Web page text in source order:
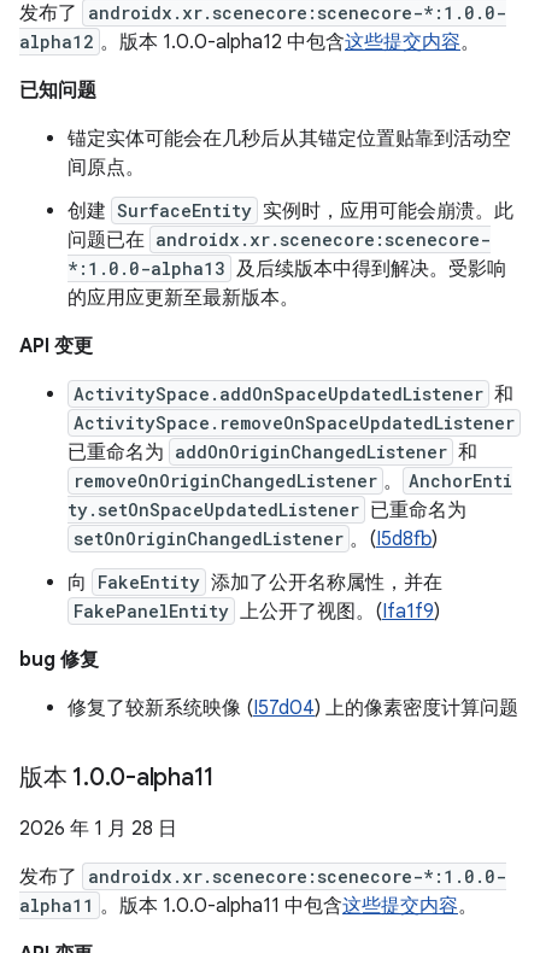
发布了
androidx.xr.scenecore:scenecore-*:1.0.0-
alpha12 。版本 1.0.0-alpha12 中包含这些提交内容。
已知问题
锚定实体可能会在几秒后从其锚定位置贴靠到活动空
间原点。
创建 SurfaceEntity 实例时，应用可能会崩溃。此
问题已在 androidx.xr.scenecore:scenecore-
*:1.0.0-alpha13 及后续版本中得到解决。受影响
的应用应更新至最新版本。
API 变更
ActivitySpace.addOnSpaceUpdatedListener 和
ActivitySpace.removeOnSpaceUpdatedListener
已重命名为 addOnOriginChangedListener 和
removeOnOriginChangedListener 。
AnchorEnti
ty.setOnSpaceUpdatedListener 已重命名为
setOnOriginChangedListener 。(I5d8fb)
向
FakeEntity 添加了公开名称属性，并在
FakePanelEntity 上公开了视图。(Ifa1f9)
bug 修复
修复了较新系统映像 (I57d04) 上的像素密度计算问题
版本 1.0.0-alpha11
2026 年 1 月 28 日
发布了
androidx.xr.scenecore:scenecore-*:1.0.0-
alpha11 。版本 1.0.0-alpha11 中包含这些提交内容。